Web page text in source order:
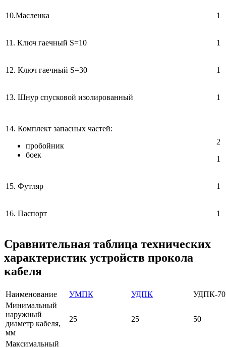
10.Масленка 1
11. Ключ гаечный S=10 1
12. Ключ гаечный S=30 1
13. Шнур спусковой изолированный 1
14. Комплект запасных частей:
пробойник
боек
2
1
15. Футляр 1
16. Паспорт 1
Сравнительная таблица технических
характеристик устройств прокола
кабеля
Наименование УМПК УДПК
УДПК-70
Минимальный
наружный
диаметр кабеля,
мм
25 25 50
Максимальный